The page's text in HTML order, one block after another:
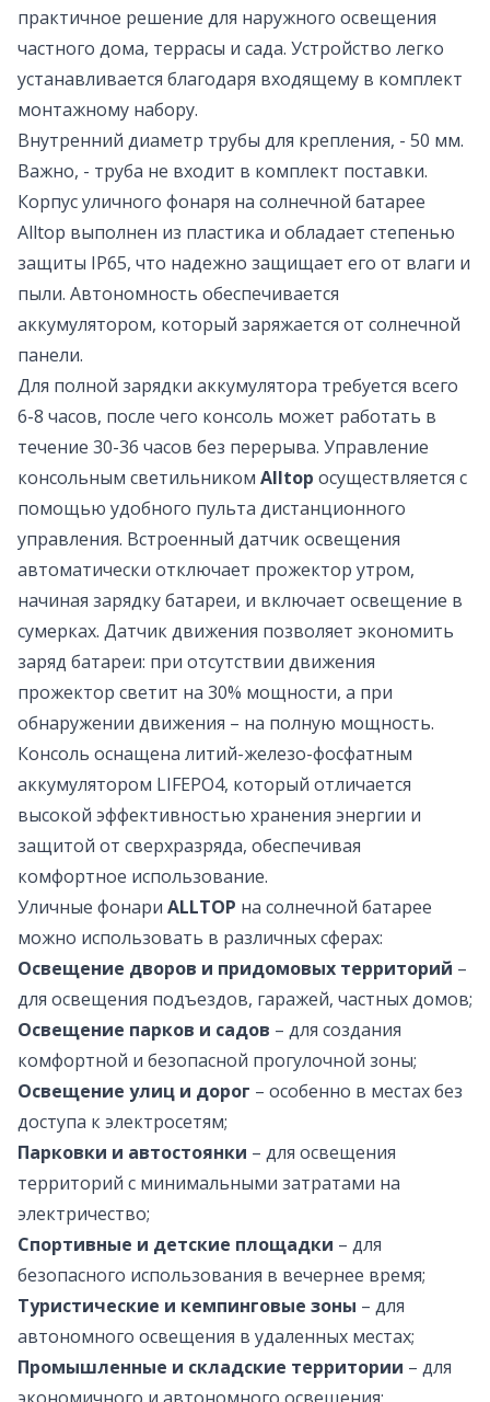
практичное решение для наружного освещения
частного дома, террасы и сада. Устройство легко
устанавливается благодаря входящему в комплект
монтажному набору.
Внутренний диаметр трубы для крепления, - 50 мм.
Важно, - труба не входит в комплект поставки.
Корпус уличного фонаря на солнечной батарее
Alltop выполнен из пластика и обладает степенью
защиты IP65, что надежно защищает его от влаги и
пыли. Автономность обеспечивается
аккумулятором, который заряжается от солнечной
панели.
Для полной зарядки аккумулятора требуется всего
6-8 часов, после чего консоль может работать в
течение 30-36 часов без перерыва. Управление
консольным светильником Alltop осуществляется с
помощью удобного пульта дистанционного
управления. Встроенный датчик освещения
автоматически отключает прожектор утром,
начиная зарядку батареи, и включает освещение в
сумерках. Датчик движения позволяет экономить
заряд батареи: при отсутствии движения
прожектор светит на 30% мощности, а при
обнаружении движения – на полную мощность.
Консоль оснащена литий-железо-фосфатным
аккумулятором LIFEPO4, который отличается
высокой эффективностью хранения энергии и
защитой от сверхразряда, обеспечивая
комфортное использование.
Уличные фонари ALLTOP на солнечной батарее
можно использовать в различных сферах:
Освещение дворов и придомовых территорий –
для освещения подъездов, гаражей, частных домов;
Освещение парков и садов – для создания
комфортной и безопасной прогулочной зоны;
Освещение улиц и дорог – особенно в местах без
доступа к электросетям;
Парковки и автостоянки – для освещения
территорий с минимальными затратами на
электричество;
Спортивные и детские площадки – для
безопасного использования в вечернее время;
Туристические и кемпинговые зоны – для
автономного освещения в удаленных местах;
Промышленные и складские территории – для